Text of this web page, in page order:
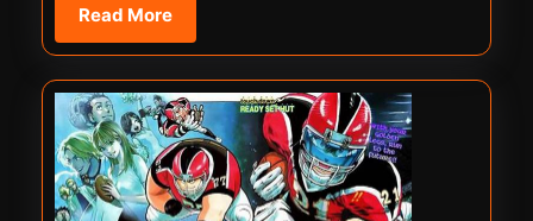
Read MoreRead
More